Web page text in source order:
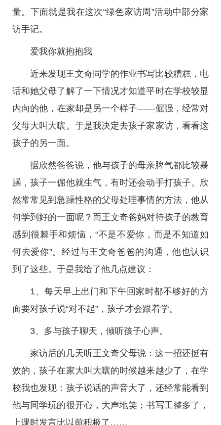
量。下面就是我在这次“绿色家访周”活动中部分家
访手记。
爱我你就抱抱我
近来发现王文奇同学的作业书写比较糟糕，电
话和她父母了解了一下情况才知道平时在学校较显
内向的他，在家却是另一个样子——倔强，经常对
父母大叫大嚷。于是我决定去孩子家家访，看看这
孩子的另一面。
据欣然爸爸说，他与孩子的母亲脾气都比较暴
躁，孩子一倔他就生气，有时还会动手打孩子。欣
然常常见到急躁性格的父母处理事情的方法，他从
何学到好的一面呢？而王文奇爸妈对待孩子的教育
感到很棘手和烦恼，“不是不爱你，而是不知道如
何去爱你”。经过与王文奇爸爸的沟通，他也认识
到了这些。于是我给了他几点建议：
1、每天早上出门和下午回家时都不够好的方
面要对孩子说“对不起”，孩子才会跟着学。
3、多与孩子聊天，倾听孩子心声。
家访后的几天听王文奇父母说：这一招还挺有
效的，孩子在家大叫大嚷的时候越来越少了，在学
校我也发现：孩子说话的声音大了，还经常能看到
他与同学玩的很开心，大声地笑；书写工整多了，
上课时发言比以前积极了……